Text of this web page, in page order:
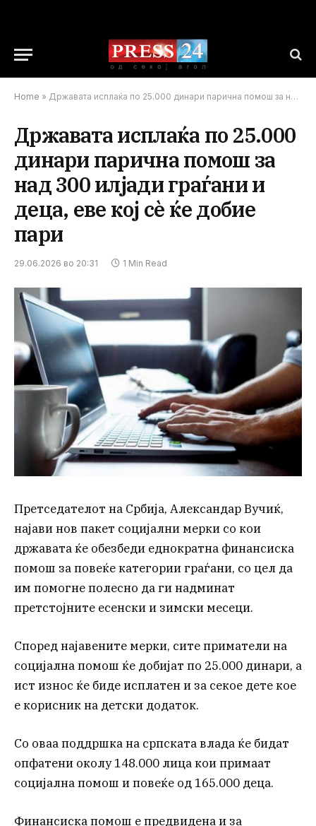
Home » Државата исплаќа по 25.000 динари парична помош за над 300 илјади граѓани и деца, еве кој сè ќе добие пари
Државата исплаќа по 25.000
динари парична помош за
над 300 илјади граѓани и
деца, еве кој сè ќе добие
пари
29.06.2026 во 20:31 1 Min Read
Претседателот на Србија, Александар Вучиќ,
најави нов пакет социјални мерки со кои
државата ќе обезбеди еднократна финансиска
помош за повеќе категории граѓани, со цел да
им помогне полесно да ги надминат
претстојните есенски и зимски месеци.
Според најавените мерки, сите приматели на
социјална помош ќе добијат по 25.000 динари, а
ист износ ќе биде исплатен и за секое дете кое
е корисник на детски додаток.
Со оваа поддршка на српската влада ќе бидат
опфатени околу 148.000 лица кои примаат
социјална помош и повеќе од 165.000 деца.
Финансиска помош е предвидена и за